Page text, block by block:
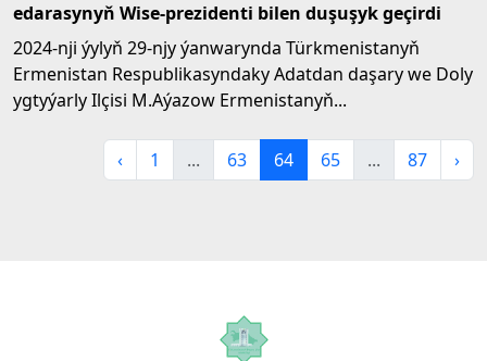
edarasynyň Wise-prezidenti bilen duşuşyk geçirdi
2024-nji ýylyň 29-njy ýanwarynda Türkmenistanyň
Ermenistan Respublikasyndaky Adatdan daşary we Doly
ygtyýarly Ilçisi M.Aýazow Ermenistanyň...
‹ 1 ... 63 64 65 ... 87 ›